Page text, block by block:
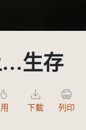
…生存
下載 列印